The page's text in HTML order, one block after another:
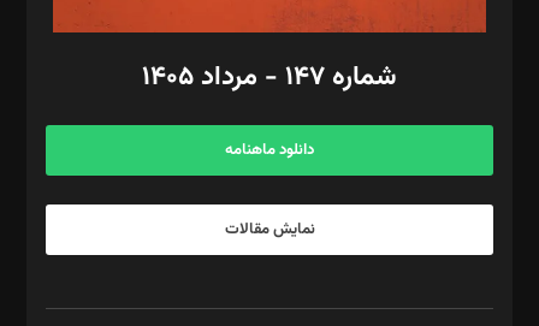
امور مالی: شاپور رهبری، محمد‌ کاظمی‌نیا
آگهی و مشترکین: ۰۹۱۹۹۹۹۰۴۵۴
شماره ۱۴۷ - مرداد ۱۴۰۵
دانلود ماهنامه
نمایش مقالات